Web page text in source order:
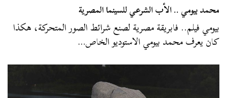
محمد بيومي .. الأب الشرعي للسينما المصرية
بيومي فيلم.. فابريقة مصرية لصنع شرائط الصور المتحركة، هكذا
كان يعرف محمد بيومي الاستوديو الخاص…